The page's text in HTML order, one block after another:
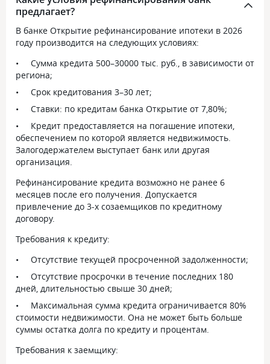
очень рады.
документов.
там мне оень
быстро
наличие
справкой о
личными
моего и мужа, а
итоге в пф
капитала в банк.
предлагает?
В банке Открытие рефинансирование ипотеки в 2026
году производится на следующих условиях:
Сумма кредита 500–30000 тыс. руб., в зависимости от
региона;
Срок кредитования 3–30 лет;
Ставки: по кредитам банка Открытие от 7,80%;
Кредит предоставляется на погашение ипотеки,
обеспечением по которой является недвижимость.
Залогодержателем выступает банк или другая
организация.
Рефинансирование кредита возможно не ранее 6
месяцев после его получения. Допускается
привлечение до 3-х созаемщиков по кредитному
договору.
Требования к кредиту:
Отсутствие текущей просроченной задолженности;
Отсутствие просрочки в течение последних 180
дней, длительностью свыше 30 дней;
Максимальная сумма кредита ограничивается 80%
стоимости недвижимости. Она не может быть больше
суммы остатка долга по кредиту и процентам.
Требования к заемщику: